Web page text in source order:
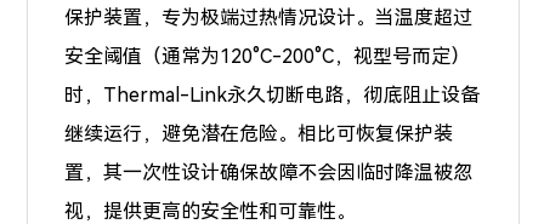
保护装置，专为极端过热情况设计。当温度超过
安全阈值（通常为120°C-200°C，视型号而定）
时，Thermal-Link永久切断电路，彻底阻止设备
继续运行，避免潜在危险。相比可恢复保护装
置，其一次性设计确保故障不会因临时降温被忽
视，提供更高的安全性和可靠性。